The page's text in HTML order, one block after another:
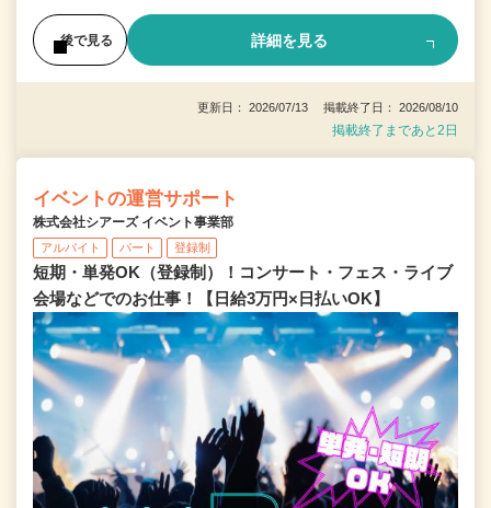
後で見る 詳細を見る
更新日： 2026/07/13 掲載終了日： 2026/08/10
掲載終了まであと2日
イベントの運営サポート
株式会社シアーズ イベント事業部
アルバイト パート 登録制
短期・単発OK（登録制）！コンサート・フェス・ライブ
会場などでのお仕事！【日給3万円×日払いOK】